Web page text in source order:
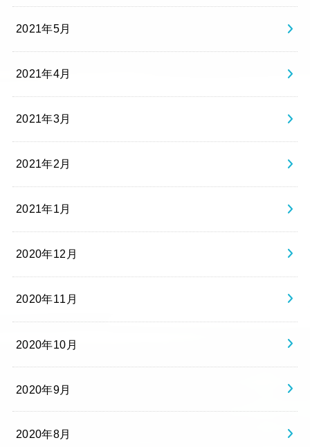
2021年5月
2021年4月
2021年3月
2021年2月
2021年1月
2020年12月
2020年11月
2020年10月
2020年9月
2020年8月